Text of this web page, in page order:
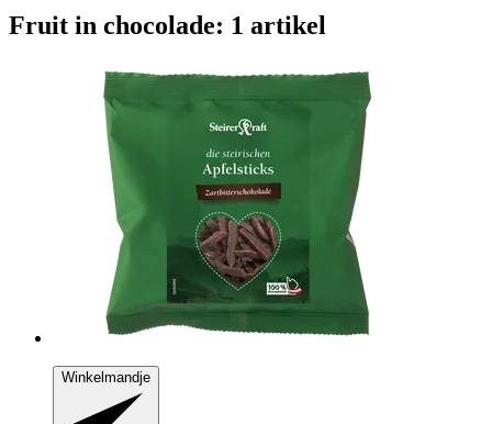
Fruit in chocolade: 1 artikel
Winkelmandje